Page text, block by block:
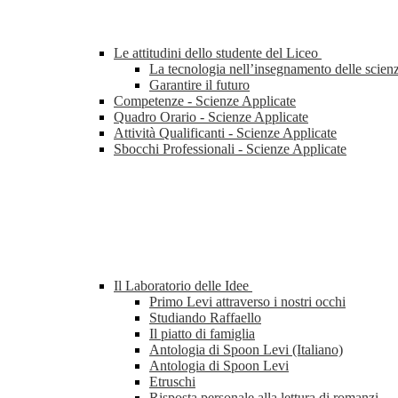
Le attitudini dello studente del Liceo
La tecnologia nell’insegnamento delle
Garantire il futuro
Competenze - Scienze Applicate
Quadro Orario - Scienze Applicate
Attività Qualificanti - Scienze Applicate
Sbocchi Professionali - Scienze Applicate
Il Laboratorio delle Idee
Primo Levi attraverso i nostri occhi
Studiando Raffaello
Il piatto di famiglia
Antologia di Spoon Levi (Italiano)
Antologia di Spoon Levi
Etruschi